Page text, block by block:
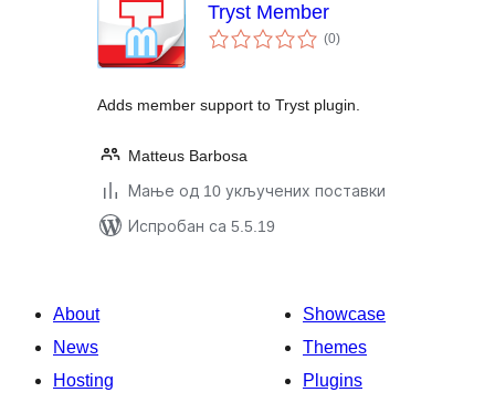
Tryst Member
(0укупних
оцена
)
Adds member support to Tryst plugin.
Matteus Barbosa
Мање од 10 укључених поставки
Испробан са 5.5.19
About
News
Hosting
Showcase
Themes
Plugins